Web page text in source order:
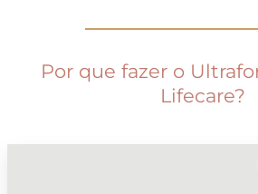
Por que fazer o
Lifecare?